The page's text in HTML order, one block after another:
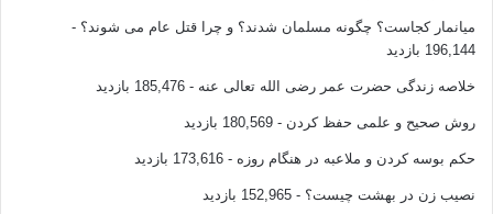
میانمار کجاست؟ چگونه مسلمان شدند؟ و چرا قتل عام می شوند؟ -
196,144 بازدید
خلاصه زندگی حضرت عمر رضی الله تعالی عنه - 185,476 بازدید
روش صحیح و علمی حفظ کردن - 180,569 بازدید
حکم بوسه کردن و ملاعبه در هنگام روزه - 173,616 بازدید
نصیب زن در بهشت چیست؟ - 152,965 بازدید